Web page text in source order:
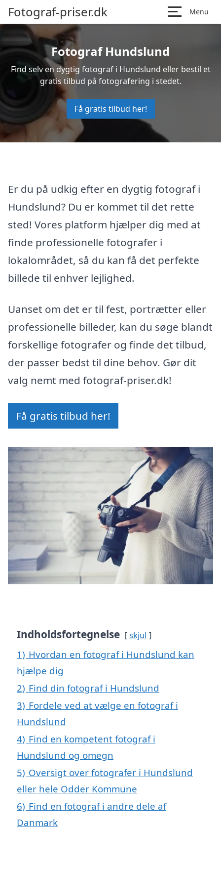
Fotograf-priser.dk Menu
Fotograf Hundslund
Find selv en dygtig fotograf i Hundslund eller bestil et
gratis tilbud på fotografering i stedet.
Få gratis tilbud her!
Er du på udkig efter en dygtig fotograf i
Hundslund? Du er kommet til det rette
sted! Vores platform hjælper dig med at
finde professionelle fotografer i
lokalområdet, så du kan få det perfekte
billede til enhver lejlighed.
Uanset om det er til fest, portrætter eller
professionelle billeder, kan du søge blandt
forskellige fotografer og finde det tilbud,
der passer bedst til dine behov. Gør dit
valg nemt med fotograf-priser.dk!
Få gratis tilbud her!
Indholdsfortegnelse skjul
1) Hvordan en fotograf i Hundslund kan
hjælpe dig
2) Find din fotograf i Hundslund
3) Fordele ved at vælge en fotograf i
Hundslund
4) Find en kompetent fotograf i
Hundslund og omegn
5) Oversigt over fotografer i Hundslund
eller hele Odder Kommune
6) Find en fotograf i andre dele af
Danmark